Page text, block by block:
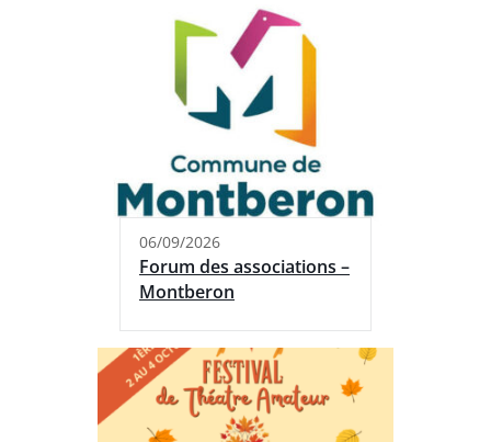
06/09/2026
Forum des associations –
Montberon